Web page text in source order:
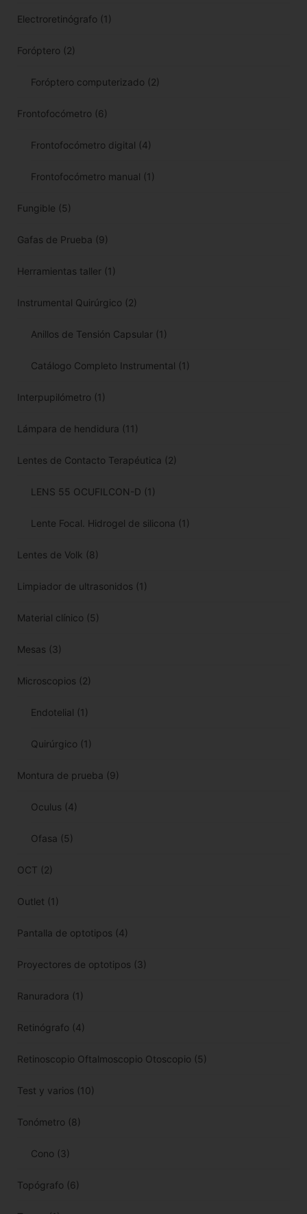
Electroretinógrafo (1)
Foróptero (2)
Foróptero computerizado (2)
Frontofocómetro (6)
Frontofocómetro digital (4)
Frontofocómetro manual (1)
Fungible (5)
Gafas de Prueba (9)
Herramientas taller (1)
Instrumental Quirúrgico (2)
Anillos de Tensión Capsular (1)
Catálogo Completo Instrumental (1)
Interpupilómetro (1)
Lámpara de hendidura (11)
Lentes de Contacto Terapéutica (2)
LENS 55 OCUFILCON-D (1)
Lente Focal. Hidrogel de silicona (1)
Lentes de Volk (8)
Limpiador de ultrasonidos (1)
Material clínico (5)
Mesas (3)
Microscopios (2)
Endotelial (1)
Quirúrgico (1)
Montura de prueba (9)
Oculus (4)
Ofasa (5)
OCT (2)
Outlet (1)
Pantalla de optotipos (4)
Proyectores de optotipos (3)
Ranuradora (1)
Retinógrafo (4)
Retinoscopio Oftalmoscopio Otoscopio (5)
Test y varios (10)
Tonómetro (8)
Cono (3)
Topógrafo (6)